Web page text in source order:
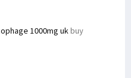
1000mg ukbuy